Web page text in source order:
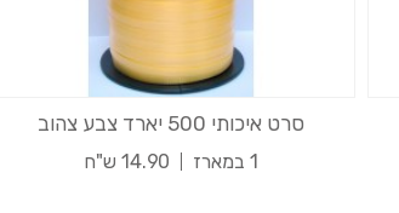
סרט איכותי 500 יארד צבע צהוב
1 במארז 14.90 ש"ח